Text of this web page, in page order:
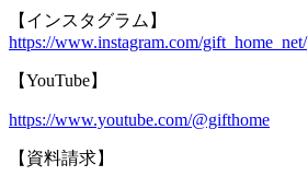
【インスタグラム】
https://www.instagram.com/gift_home_net/
【YouTube】
https://www.youtube.com/@gifthome
【資料請求】